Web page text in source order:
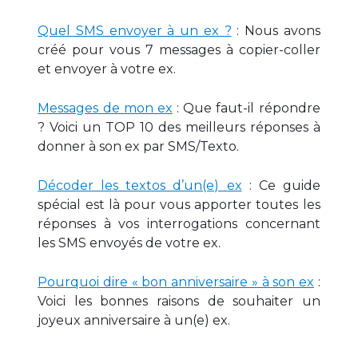
Quel SMS envoyer à un ex ? : Nous avons
créé pour vous 7 messages à copier-coller
et envoyer à votre ex.
Messages de mon ex : Que faut-il répondre
? Voici un TOP 10 des meilleurs réponses à
donner à son ex par SMS/Texto.
Décoder les textos d’un(e) ex : Ce guide
spécial est là pour vous apporter toutes les
réponses à vos interrogations concernant
les SMS envoyés de votre ex.
Pourquoi dire « bon anniversaire » à son ex :
Voici les bonnes raisons de souhaiter un
joyeux anniversaire à un(e) ex.